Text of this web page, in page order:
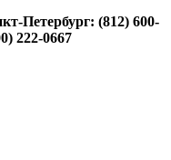
Петербург: (812) 600-
222-0667